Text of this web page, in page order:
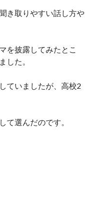
き取りやすい話し方や
を披露してみたとこ
した。
ていましたが、高校2
て選んだのです。